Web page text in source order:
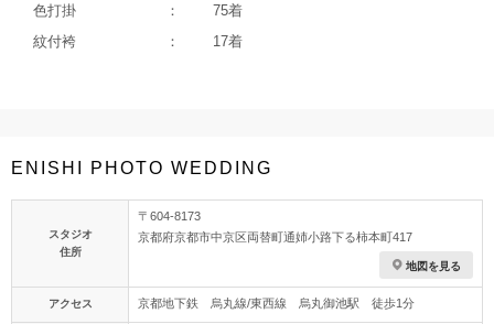
色打掛
75着
紋付袴
17着
ENISHI PHOTO WEDDING
スタジオ
住所
〒604-8173
京都府京都市中京区両替町通姉小路下る柿本町417
地図を見る
アクセス 京都地下鉄 烏丸線/東西線 烏丸御池駅 徒歩1分